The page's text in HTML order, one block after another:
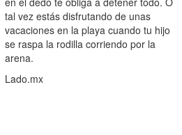
tal vez estás disfrutando de unas
vacaciones en la playa cuando tu hijo
se raspa la rodilla corriendo por la
arena.
Lado.mx